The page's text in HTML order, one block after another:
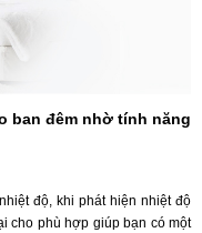
ban đêm nhờ tính năng
độ, khi phát hiện nhiệt độ
cho phù hợp giúp bạn có một